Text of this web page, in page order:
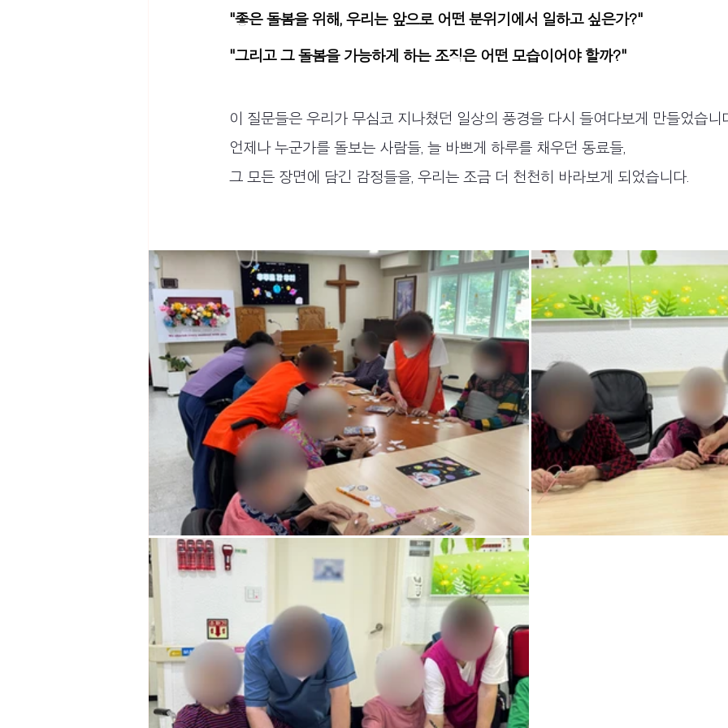
"좋은 돌봄을 위해, 우리는 앞으로 어떤 분위기에서 일하고 싶은가?"
"그리고 그 돌봄을 가능하게 하는 조직은 어떤 모습이어야 할까?"
이 질문들은 우리가 무심코 지나쳤던 일상의 풍경을 다시 들여다보게 만들었습니
언제나 누군가를 돌보는 사람들, 늘 바쁘게 하루를 채우던 동료들,
그 모든 장면에 담긴 감정들을, 우리는 조금 더 천천히 바라보게 되었습니다.